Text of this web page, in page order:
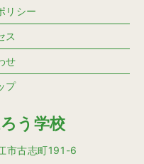
リシー
ス
せ
プ
う学校
市古志町191-6